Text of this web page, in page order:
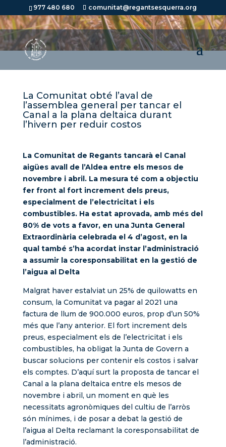
977 480 680 comunitat@regantsesquerra.org
La Comunitat obté l’aval de
l’assemblea general per tancar el
Canal a la plana deltaica durant
l’hivern per reduir costos
La Comunitat de Regants tancarà el Canal
aigües avall de l’Aldea entre els mesos de
novembre i abril. La mesura té com a objectiu
fer front al fort increment dels preus,
especialment de l’electricitat i els
combustibles. Ha estat aprovada, amb més del
80% de vots a favor, en una Junta General
Extraordinària celebrada el 4 d’agost, en la
qual també s’ha acordat instar l’administració
a assumir la coresponsabilitat en la gestió de
l’aigua al Delta
Malgrat haver estalviat un 25% de quilowatts en
consum, la Comunitat va pagar al 2021 una
factura de llum de 900.000 euros, prop d’un 50%
més que l’any anterior. El fort increment dels
preus, especialment els de l’electricitat i els
combustibles, ha obligat la Junta de Govern a
buscar solucions per contenir els costos i salvar
els comptes. D’aquí surt la proposta de tancar el
Canal a la plana deltaica entre els mesos de
novembre i abril, un moment en què les
necessitats agronòmiques del cultiu de l’arròs
són mínimes, i de posar a debat la gestió de
l’aigua al Delta reclamant la coresponsabilitat de
l’administració.